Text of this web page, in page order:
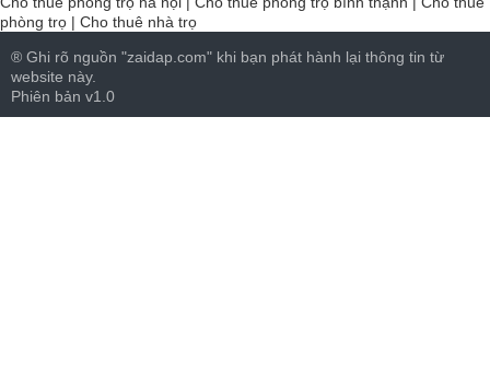
phòng trọ | Cho thuê nhà trọ
® Ghi rõ nguồn "zaidap.com" khi bạn phát hành lại thông tin từ
website này.
Phiên bản v1.0